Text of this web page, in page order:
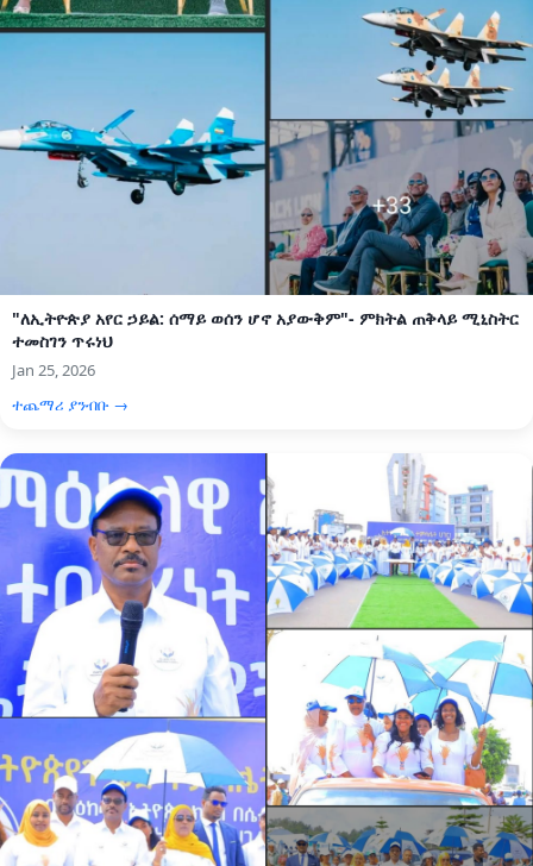
"ለኢትዮጵያ አየር ኃይል: ሰማይ ወሰን ሆኖ አያውቅም"- ምክትል ጠቅላይ ሚኒስትር
ተመስገን ጥሩነህ
Jan 25, 2026
ተጨማሪ ያንብቡ →